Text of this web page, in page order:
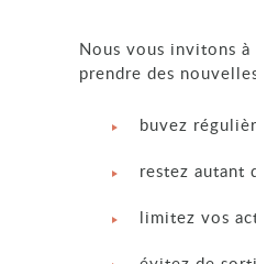
Nous vous invitons
prendre des
buvez
restez autant
limitez vos